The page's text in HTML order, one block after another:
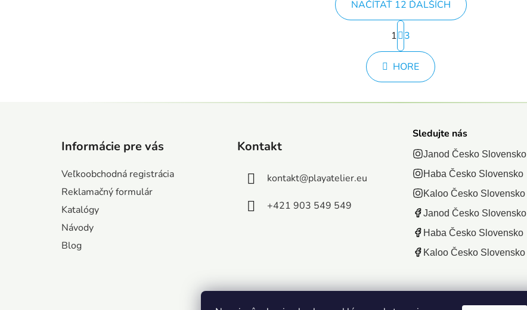
O
v
l
á
a
u
NAČÍTAŤ 12 ĎALŠÍCH
S
t
r
n
k
v
1 3
HORE
Informácie pre vás
Veľkoobchodná registrácia
Reklamačný formulár
Katalógy
Návody
Blog
Kontakt
kontakt@playatelier.eu
+421 903 549 549
Sledujte nás
Janod Česko Slovensko
Haba Česko Slovensko
Kaloo Česko Slovensko
Janod Česko Slovensko
Haba Česko Slovensko
Kaloo Česko Slovensko